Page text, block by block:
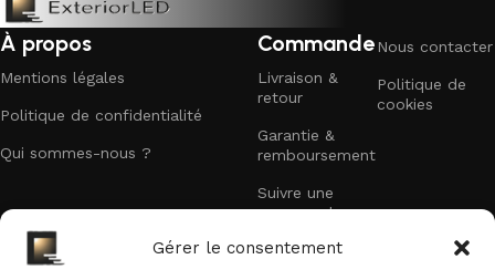
Gérer le consentement
Vérifiez sur la fiche produit la température de couleur, la
gestion des couleurs et la compatibilité avec vos contrôles
(télécommande, DMX ou application).
Quelle différence entre IP65 et IP66 pour un
projecteur extérieur et lequel dois‑je
Les deux indices indiquent une protection élevée contre l'eau
et la poussière : IP65 protège contre les jets d'eau et
À propos
Mentions légales
Politique de confidentialité
Qui sommes-nous ?
Commande
Livraison &
retour
Garantie &
remboursement
Suivre une
commande
Nous contacter
Politique de
cookies
Recevez nos offres exclusives